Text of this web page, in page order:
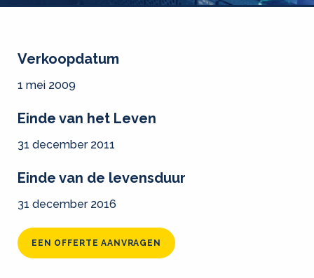
Verkoopdatum
1 mei 2009
Einde van het Leven
31 december 2011
Einde van de levensduur
31 december 2016
EEN OFFERTE AANVRAGEN